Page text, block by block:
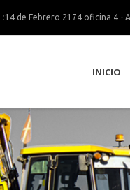
:14 de Febrero 2174 oficina 4 -
INICIO